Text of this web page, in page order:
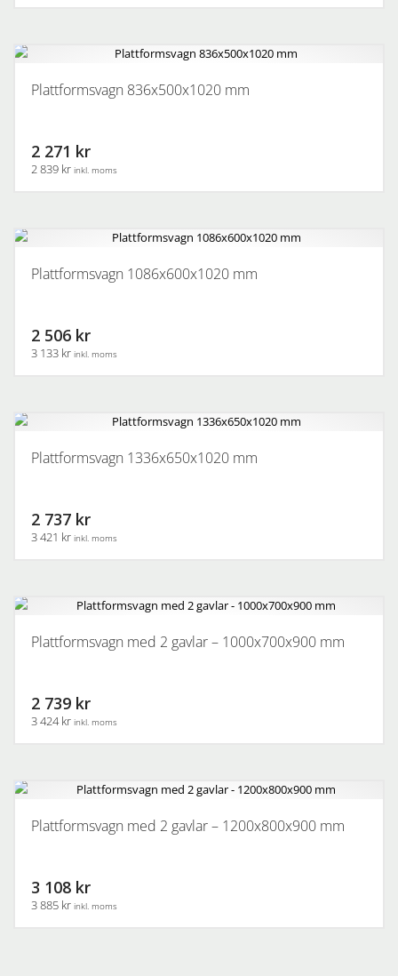
Plattformsvagn 836x500x1020 mm
2 271 kr
2 839 kr inkl. moms
Plattformsvagn 1086x600x1020 mm
2 506 kr
3 133 kr inkl. moms
Plattformsvagn 1336x650x1020 mm
2 737 kr
3 421 kr inkl. moms
Plattformsvagn med 2 gavlar – 1000x700x900 mm
2 739 kr
3 424 kr inkl. moms
Plattformsvagn med 2 gavlar – 1200x800x900 mm
3 108 kr
3 885 kr inkl. moms